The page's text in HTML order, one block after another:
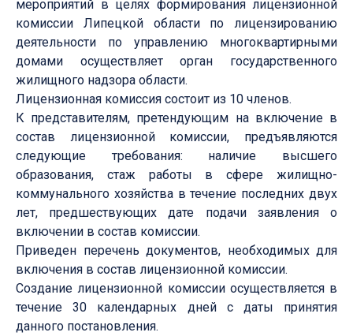
мероприятий в целях формирования лицензионной
комиссии Липецкой области по лицензированию
деятельности по управлению многоквартирными
домами осуществляет орган государственного
жилищного надзора области.
Лицензионная комиссия состоит из 10 членов.
К представителям, претендующим на включение в
состав лицензионной комиссии, предъявляются
следующие требования: наличие высшего
образования, стаж работы в сфере жилищно-
коммунального хозяйства в течение последних двух
лет, предшествующих дате подачи заявления о
включении в состав комиссии.
Приведен перечень документов, необходимых для
включения в состав лицензионной комиссии.
Создание лицензионной комиссии осуществляется в
течение 30 календарных дней с даты принятия
данного постановления.